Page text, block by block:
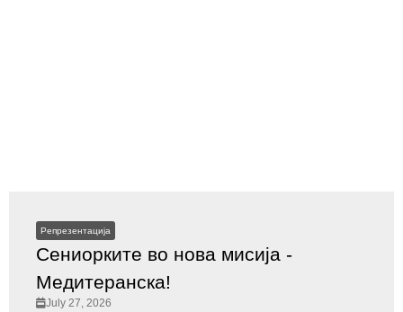
Репрезентација
Сениорките во нова мисија -
Медитеранска!
July 27, 2026